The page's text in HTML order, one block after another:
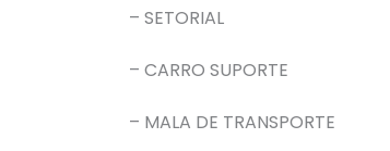
– SETORIAL
– CARRO SUPORTE
– MALA DE TRANSPORTE